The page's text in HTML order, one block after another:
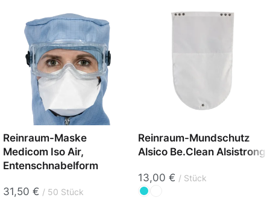
Reinraum-Maske
Medicom Iso Air,
Entenschnabelform
31,50 € 50 Stück
Reinraum-Mundschutz
Alsico Be.Clean Alsistrong
13,00 € Stück